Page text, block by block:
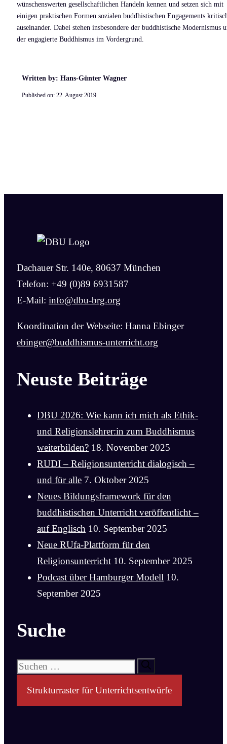
wünschenswerten gesellschaftlichen Handeln kennen und setzen sich mit
einigen praktischen Formen sozialen buddhistischen Engagements
auseinander. Dabei stehen insbesondere der buddhistische Modernismus
der engagierte Buddhismus im Vordergrund.
Written by: Hans-Günter Wagner
Published on: 22. August 2019
Dachauer Str. 140e, 80637 München
Telefon: +49 (0)89 6931587
E-Mail: info@dbu-brg.org
Koordination der Webseite: Hanna Ebinger
ebinger@buddhismus-unterricht.org
Neuste Beiträge
DBU 2026: Wie kann ich mich als Ethik-
und Religionslehrer:in zum Buddhismus
weiterbilden? 18. November 2025
RUDI – Religionsunterricht dialogisch –
und für alle 7. Oktober 2025
Neues Bildungsframework für den
buddhistischen Unterricht veröffentlicht –
auf Englisch 10. September 2025
Neue RUfa-Plattform für den
Religionsunterricht 10. September 2025
Podcast über Hamburger Modell 10.
September 2025
Suche
Suchen
Strukturraster für Unterrichtsentwürfe